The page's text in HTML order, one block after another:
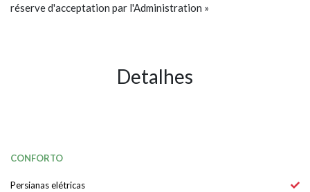
réserve d'acceptation par l'Administration »
Detalhes
CONFORTO
Persianas elétricas